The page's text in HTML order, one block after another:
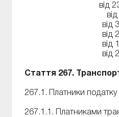
від
від
від
від
від
Стаття 267.
267.1. Платники податку
267.1.1. Платниками